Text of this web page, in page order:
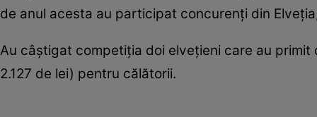
de anul acesta au participat concurenţi din
Au câştigat competiţia doi elveţieni care au
2.127 de lei) pentru călătorii.